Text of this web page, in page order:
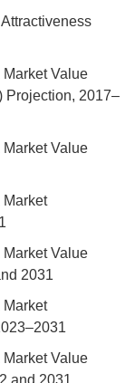
Value
Projection, 2017–
Value
Market
Value
2031
Market
Value
and 2031